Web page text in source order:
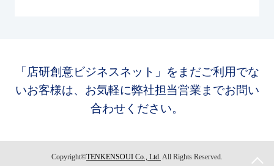
「店研創意ビジネスネット」をまだご利用でな
いお客様は、お気軽に弊社担当営業までお問い
合わせください。
Copyright©TENKENSOUI Co., Ltd. All Rights Reserved.